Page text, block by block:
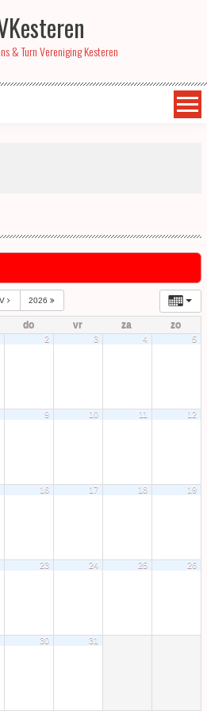
& Turn Vereniging Kesteren
2026
do vr za zo
2 3 4 5
9 10 11 12
16 17 18 19
23 24 25 26
30 31